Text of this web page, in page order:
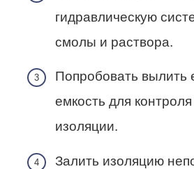
гидравлическую
смолы и раствора.
Попробовать вылить
емкость для
изоляции.
Залить изоляцию